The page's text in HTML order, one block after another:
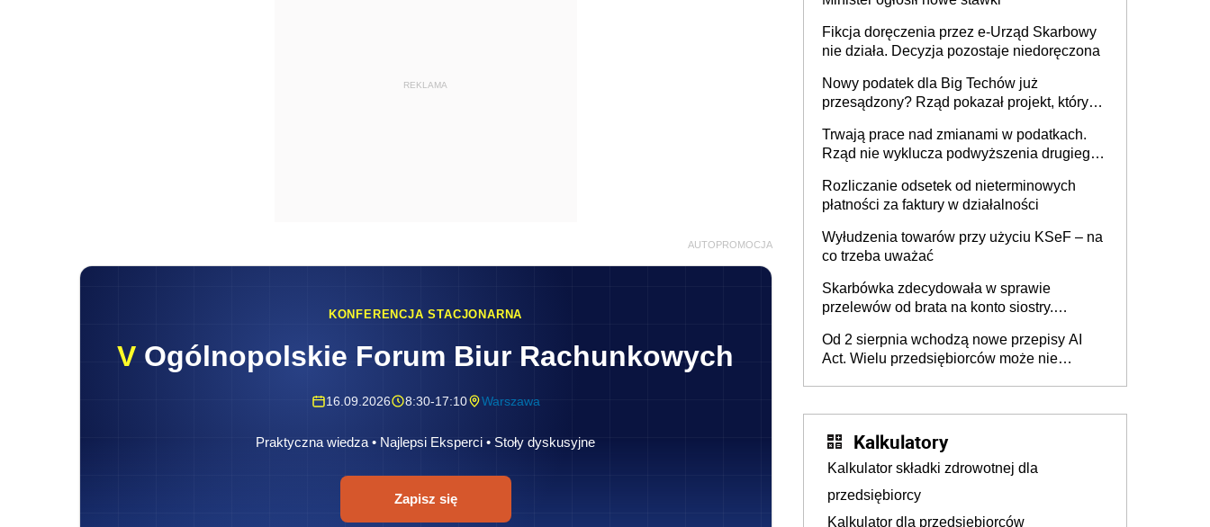
REKLAMA
AUTOPROMOCJA
KONFERENCJA STACJONARNA
V Ogólnopolskie Forum Biur Rachunkowych
16.09.2026 8:30-17:10 Warszawa
Praktyczna wiedza • Najlepsi Eksperci • Stoły dyskusyjne
Zapisz się
racjonalnym wyjściem
Fikcja doręczenia przez e-Urząd Skarbowy
nie działa. Decyzja pozostaje niedoręczona
Nowy podatek dla Big Techów już
przesądzony? Rząd pokazał projekt, który
Trwają prace nad zmianami w podatkach.
Rząd nie wyklucza podwyższenia drugiego
Rozliczanie odsetek od nieterminowych
płatności za faktury w działalności
Wyłudzenia towarów przy użyciu KSeF – na
co trzeba uważać
Skarbówka zdecydowała w sprawie
przelewów od brata na konto siostry.
darowizna, ale podatku jednak nie będzie
Od 2 sierpnia wchodzą nowe przepisy AI
Act. Wielu przedsiębiorców może nie
Kalkulatory
Kalkulator składki zdrowotnej dla
przedsiębiorcy
Kalkulator dla przedsiębiorców